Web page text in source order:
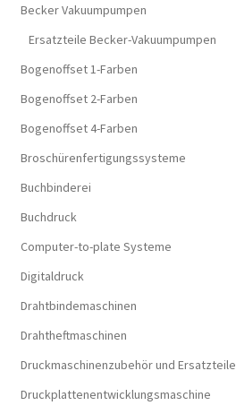
Becker Vakuumpumpen
Ersatzteile Becker-Vakuumpumpen
Bogenoffset 1-Farben
Bogenoffset 2-Farben
Bogenoffset 4-Farben
Broschürenfertigungssysteme
Buchbinderei
Buchdruck
Computer-to-plate Systeme
Digitaldruck
Drahtbindemaschinen
Drahtheftmaschinen
Druckmaschinenzubehör und Ersatzteile
Druckplattenentwicklungsmaschine